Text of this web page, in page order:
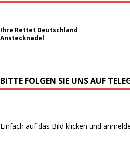
Ihre Rettet Deutschland
Anstecknadel
BITTE FOLGEN SIE UNS AUF
Einfach auf das Bild klicken und